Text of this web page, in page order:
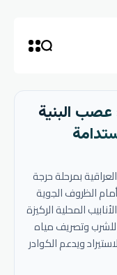
عصب البنية
بمرحلة حرجة
الظروف الجوية
المحلية الركيزة
وتصريف مياه
ويدعم الكوادر